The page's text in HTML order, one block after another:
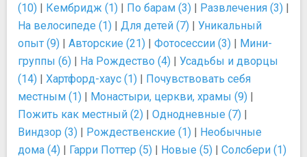
(10) | Кембридж (1) | По барам (3) | Развлечения (3) |
На велосипеде (1) | Для детей (7) | Уникальный
опыт (9) | Авторские (21) | Фотосессии (3) | Мини-
группы (6) | На Рождество (4) | Усадьбы и дворцы
(14) | Хартфорд-хаус (1) | Почувствовать себя
местным (1) | Монастыри, церкви, храмы (9) |
Пожить как местный (2) | Однодневные (7) |
Виндзор (3) | Рождественские (1) | Необычные
дома (4) | Гарри Поттер (5) | Новые (5) | Солсбери (1)